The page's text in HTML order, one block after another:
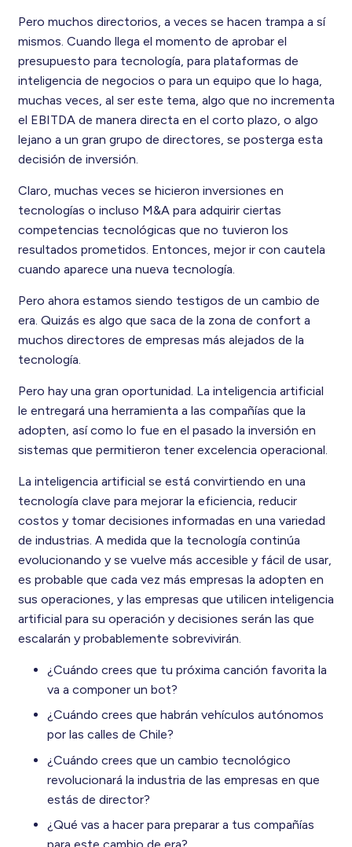
Pero muchos directorios, a veces se hacen trampa a sí
mismos. Cuando llega el momento de aprobar el
presupuesto para tecnología, para plataformas de
inteligencia de negocios o para un equipo que lo haga,
muchas veces, al ser este tema, algo que no incrementa
el EBITDA de manera directa en el corto plazo, o algo
lejano a un gran grupo de directores, se posterga esta
decisión de inversión.
Claro, muchas veces se hicieron inversiones en
tecnologías o incluso M&A para adquirir ciertas
competencias tecnológicas que no tuvieron los
resultados prometidos. Entonces, mejor ir con cautela
cuando aparece una nueva tecnología.
Pero ahora estamos siendo testigos de un cambio de
era. Quizás es algo que saca de la zona de confort a
muchos directores de empresas más alejados de la
tecnología.
Pero hay una gran oportunidad. La inteligencia artificial
le entregará una herramienta a las compañías que la
adopten, así como lo fue en el pasado la inversión en
sistemas que permitieron tener excelencia operacional.
La inteligencia artificial se está convirtiendo en una
tecnología clave para mejorar la eficiencia, reducir
costos y tomar decisiones informadas en una variedad
de industrias. A medida que la tecnología continúa
evolucionando y se vuelve más accesible y fácil de usar,
es probable que cada vez más empresas la adopten en
sus operaciones, y las empresas que utilicen inteligencia
artificial para su operación y decisiones serán las que
escalarán y probablemente sobrevivirán.
¿Cuándo crees que tu próxima canción favorita la
va a componer un bot?
¿Cuándo crees que habrán vehículos autónomos
por las calles de Chile?
¿Cuándo crees que un cambio tecnológico
revolucionará la industria de las empresas en que
estás de director?
¿Qué vas a hacer para preparar a tus compañías